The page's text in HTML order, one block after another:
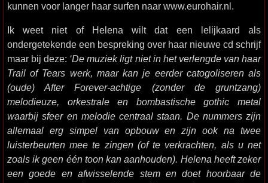
kunnen voor langer haar surfen naar www.eurohair.nl.
Ik weet niet of Helena wilt dat een lelijkaard als
ondergetekende een bespreking over haar nieuwe cd schrijf
maar bij deze: ‘De muziek ligt niet in het verlengde van haar
Trail of Tears werk, maar kan je eerder catogoliseren als
(oude) After Forever-achtige (zonder de gruntzang)
melodieuze, orkestrale en bombastische gothic metal
waarbij sfeer en melodie centraal staan. De nummers zijn
allemaal erg simpel van opbouw en zijn ook na twee
luisterbeurten mee te zingen (of te verkrachten, als u net
zoals ik geen één toon kan aanhouden). Helena heeft zeker
een goede en afwisselende stem en doet hoorbaar de